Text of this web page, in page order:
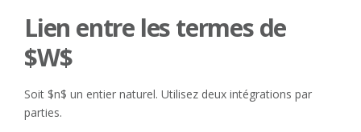
Lien entre les termes de
$W$
Soit $n$ un entier naturel. Utilisez deux intégrations par
parties.